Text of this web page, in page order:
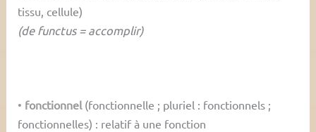
tissu, cellule)
(de functus = accomplir)
• fonctionnel(fonctionnelle ; pluriel : fonctionnels ;
fonctionnelles) : relatif à une fonction